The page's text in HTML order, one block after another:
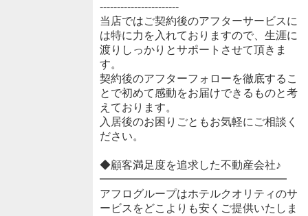
-----------------------
当店ではご契約後のアフターサービスに
は特に力を入れておりますので、生涯に
渡りしっかりとサポートさせて頂きま
す。
契約後のアフターフォローを徹底するこ
とで初めて感動をお届けできるものと考
えております。
入居後のお困りごともお気軽にご相談く
ださい。
◆顧客満足度を追求した不動産会社♪
━━━━━━━━━━━━━━━━━
アフログループはホテルクオリティのサ
ービスをどこよりも安くご提供いたしま